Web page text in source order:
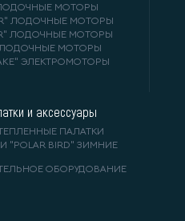
ЛОДОЧНЫЕ МОТОРЫ
ЛОДОЧНЫЕ МОТОРЫ
ЛОДОЧНЫЕ МОТОРЫ
ЛОДОЧНЫЕ МОТОРЫ
ЭЛЕКТРОМОТОРЫ
и аксессуары
ПАЛАТКИ
"POLAR BIRD" ЗИМНИЕ
ОБОРУДОВАНИЕ